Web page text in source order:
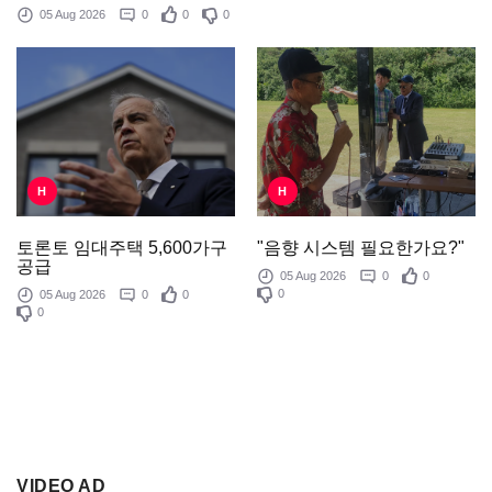
05 Aug 2026 0 0 0
H
토론토 임대주택 5,600가구
공급
05 Aug 2026 0
0
0
H
"음향 시스템 필요한가요?"
05 Aug 2026 0
0
0
VIDEO AD